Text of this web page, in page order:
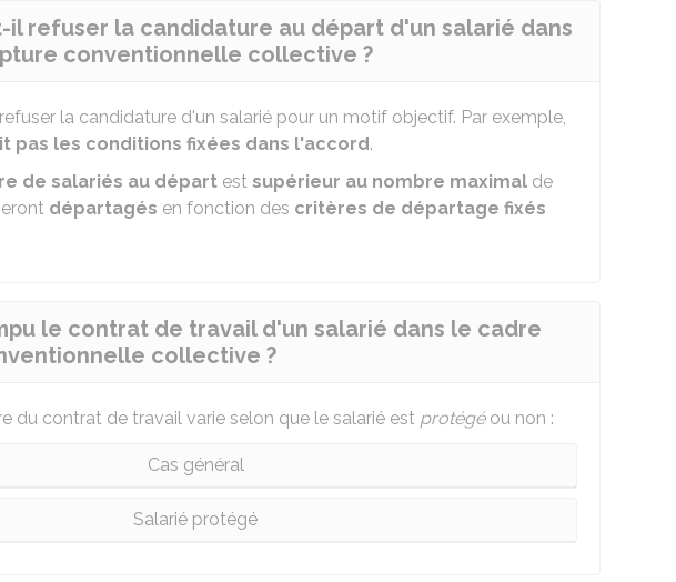
il refuser la candidature au départ d'un salarié dans
conventionnelle collective ?
la candidature d'un salarié pour un motif objectif. Par exemple,
pas les conditions fixées dans l'accord.
de salariés au départ est supérieur au nombre maximal de
départagés en fonction des critères de départage fixés
le contrat de travail d'un salarié dans le cadre
collective ?
du contrat de travail varie selon que le salarié est protégéou non :
Cas général
Salarié protégé